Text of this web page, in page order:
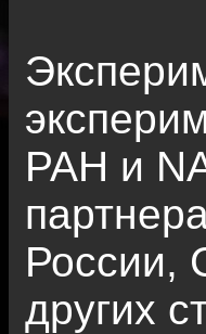
РАН и
России,
других